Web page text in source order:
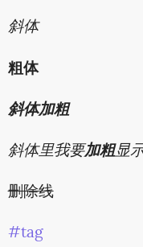
斜体
粗体
斜体加粗
斜体里我要加粗显
删除线
#tag